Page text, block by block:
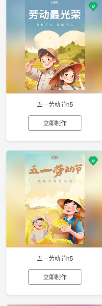
五一劳动节h5
立即制作
五一劳动节h5
立即制作